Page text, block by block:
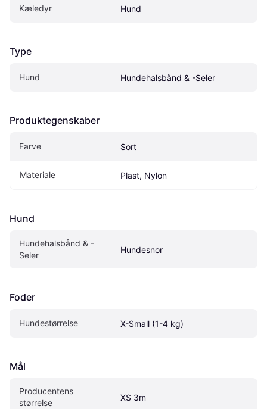
Kæledyr Hund
Type
Hund Hundehalsbånd & -Seler
Produktegenskaber
Farve Sort
Materiale Plast, Nylon
Hund
Hundehalsbånd & -
Seler
Hundesnor
Foder
Hundestørrelse X-Small (1-4 kg)
Mål
Producentens
størrelse
XS 3m